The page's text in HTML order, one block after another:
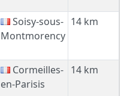
Soisy-sous-
Montmorency
14 km
Cormeilles-
en-Parisis
14 km